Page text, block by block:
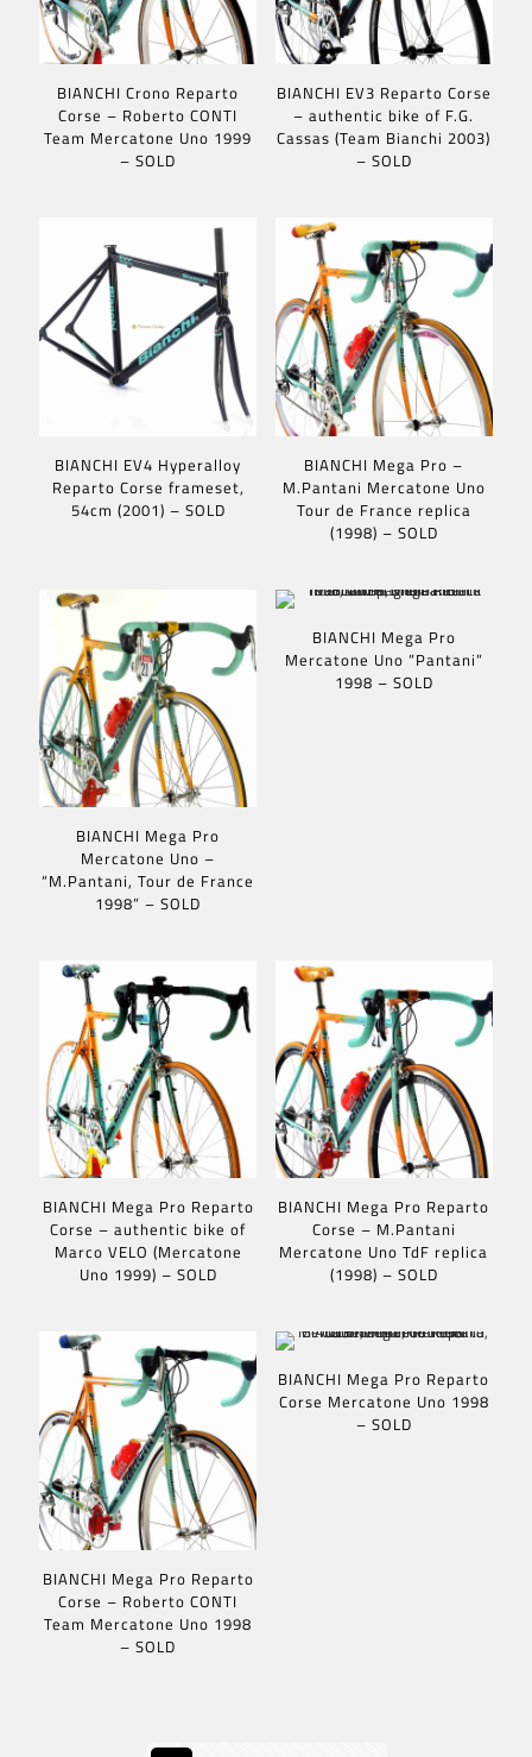
BIANCHI Crono Reparto
Corse – Roberto CONTI
Team Mercatone Uno 1999
– SOLD
BIANCHI EV3 Reparto Corse
– authentic bike of F.G.
Cassas (Team Bianchi 2003)
– SOLD
BIANCHI EV4 Hyperalloy
Reparto Corse frameset,
54cm (2001) – SOLD
BIANCHI Mega Pro –
M.Pantani Mercatone Uno
Tour de France replica
(1998) – SOLD
BIANCHI Mega Pro
Mercatone Uno –
“M.Pantani, Tour de France
1998” – SOLD
BIANCHI Mega Pro
Mercatone Uno ”Pantani”
1998 – SOLD
BIANCHI Mega Pro Reparto
Corse – authentic bike of
Marco VELO (Mercatone
Uno 1999) – SOLD
BIANCHI Mega Pro Reparto
Corse – M.Pantani
Mercatone Uno TdF replica
(1998) – SOLD
BIANCHI Mega Pro Reparto
Corse – Roberto CONTI
Team Mercatone Uno 1998
– SOLD
BIANCHI Mega Pro Reparto
Corse Mercatone Uno 1998
– SOLD